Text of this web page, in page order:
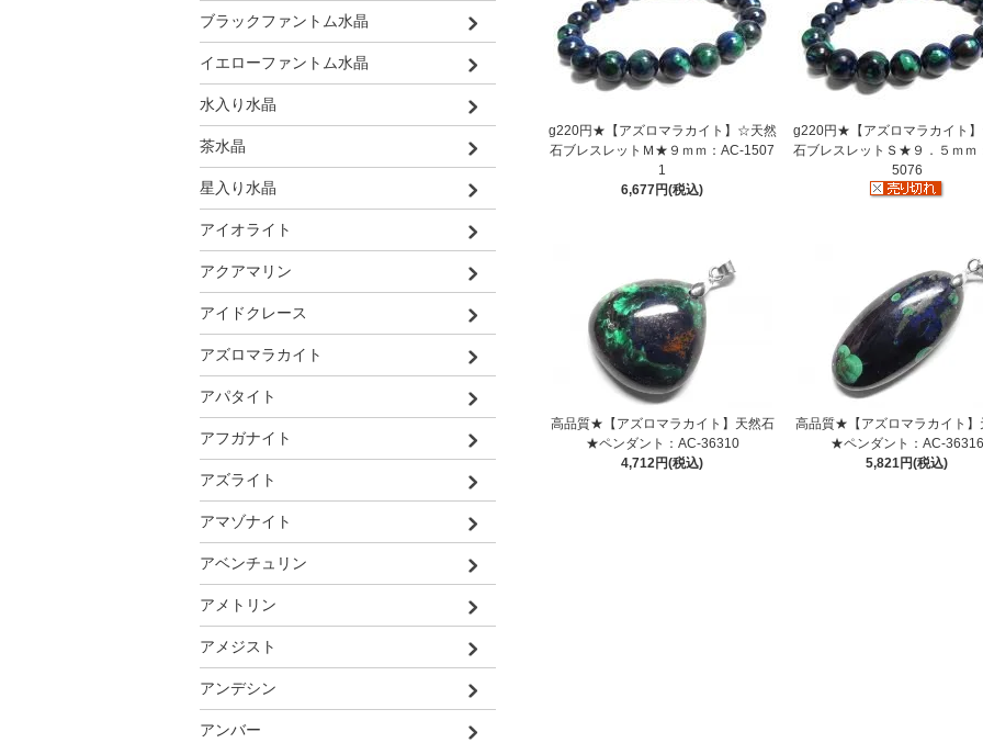
g220円★【アズロマラカイト】☆天然
石ブレスレットＭ★９ｍｍ：AC-1507
1
6,677円(税込)
g220円★【アズロマラカイト
石ブレスレットＳ★９．５ｍｍ
5076
高品質★【アズロマラカイト】天然石
★ペンダント：AC-36310
4,712円(税込)
高品質★【アズロマラカイト】
★ペンダント：AC-36316
5,821円(税込)
ブラックファントム水晶
イエローファントム水晶
水入り水晶
茶水晶
星入り水晶
アイオライト
アクアマリン
アイドクレース
アズロマラカイト
アパタイト
アフガナイト
アズライト
アマゾナイト
アベンチュリン
アメトリン
アメジスト
アンデシン
アンバー